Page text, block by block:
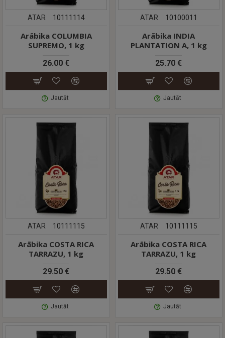
ATAR 10111114
Arābika COLUMBIA
SUPREMO, 1 kg
26.00 €
Jautāt
ATAR 10100011
Arābika INDIA
PLANTATION A, 1 kg
25.70 €
Jautāt
ATAR 10111115
Arābika COSTA RICA
TARRAZU, 1 kg
29.50 €
Jautāt
ATAR 10111115
Arābika COSTA RICA
TARRAZU, 1 kg
29.50 €
Jautāt